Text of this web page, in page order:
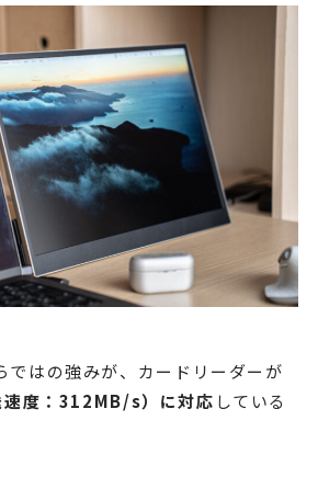
ではの強みが、カードリーダーが
度：312MB/s）に対応 している